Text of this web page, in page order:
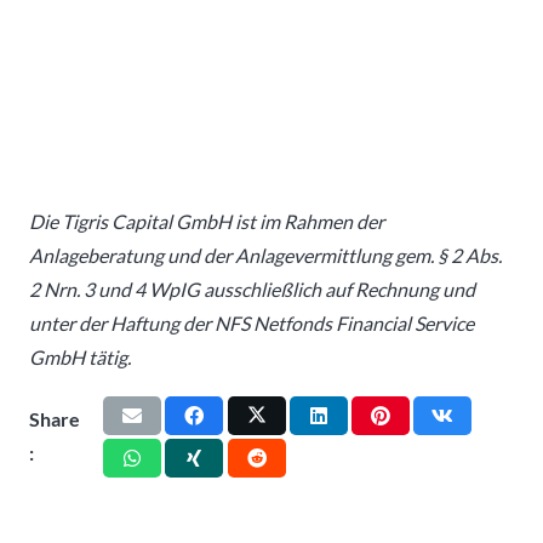
Die Tigris Capital GmbH ist im Rahmen der
Anlageberatung und der Anlagevermittlung gem. § 2 Abs.
2 Nrn. 3 und 4 WpIG ausschließlich auf Rechnung und
unter der Haftung der NFS Netfonds Financial Service
GmbH tätig.
Share
: